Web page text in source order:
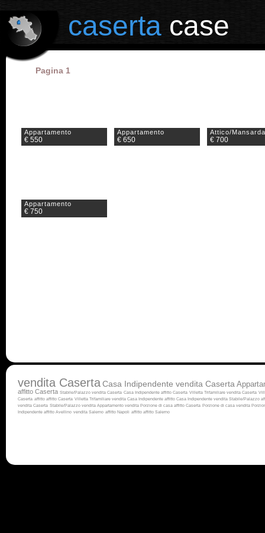
caserta case
Pagina 1
Appartamento
€ 550
Appartamento
€ 650
Attico/Mansarda
€ 700
Appartamento
€ 750
vendita CasertaCasa Indipendente vendita Caserta
affitto Caserta Stabile/Palazzo vendita Caserta Casa Indipendente affitto Caserta Villetta Trifamiliare vendita Caserta
Caserta affitto affitto Caserta Villetta Trifamiliare vendita Casa Indipendente affitto Casa Indipendente vendita Stabile/Palazzo
vendita Caserta Stabile/Palazzo vendita Appartamento vendita Porzione di casa affitto Caserta Porzione di casa vendita
Indipendente affitto Avellino vendita Salerno affitto Napoli affitto affitto Salerno